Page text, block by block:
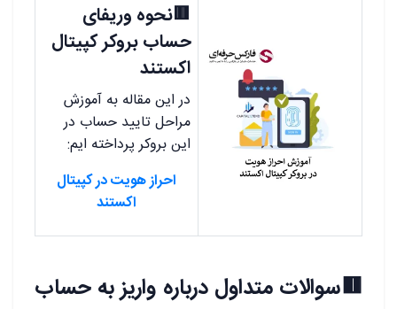
🟥نحوه وریفای
حساب بروکر کپیتال
اکستند
در این مقاله به آموزش
مراحل تایید حساب در
این بروکر پرداخته ایم:
احراز هویت در کپیتال
اکستند
🟥سوالات متداول درباره واریز به حساب